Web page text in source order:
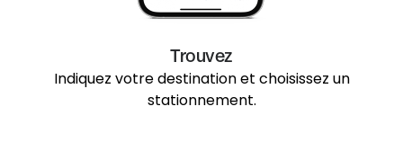
Trouvez
Indiquez votre destination et choisissez un
stationnement.